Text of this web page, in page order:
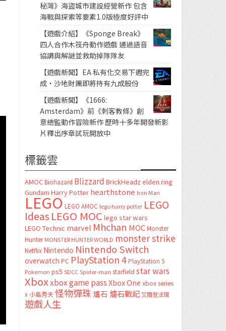
秘灣》海盜城市建設經營新作 包含
海戰與探索等要素1.0版極度好評中
【遊戲介紹】《Sponge Break》
四人合作木筏舟動作遊戲 通過語音
協調與解謎並救助掉隊隊友
【遊戲新聞】EA 私有化交易下週完
成・沙地財團即將持有九成股份
【遊戲新聞】《1666:
Amsterdam》前《刺客教條》創
意總監動作冒險新作 歷時十多年開發新影
片釋出序章試玩開放中
標籤雲
AMOC Biohazard Blizzard BrickHeadz elden ring
Gundam Harry Potter hearthstone Iron Man
LEGO LEGO AMOC lego harry potter LEGO
Ideas LEGO MOC lego star wars
LEGO Technic marvel Mhchan MOC Monster
Hunter MONSTER HUNTER WORLD monster strike
Netflix Nintendo Nintendo Switch
overwatch PC PlayStation 4 PlayStation 5
Pokemon ps5 SDCC Spider-man starfield star wars
Xboxxbox game passXbox One xbox series
x 小島秀夫怪物彈珠 爐石 爐石戰記艾爾登法環
遊戲人生